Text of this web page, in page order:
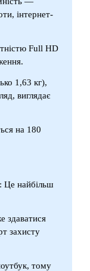
інтернет-
Full HD
1,63 кг),
виглядає
на 180
Це найбільш
здаватися
захисту
тому